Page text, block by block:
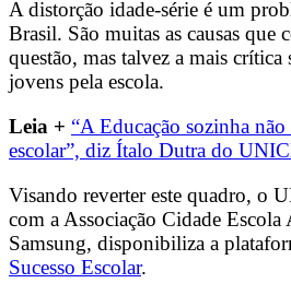
A distorção idade-série é um
Brasil. São muitas as causas que
questão, mas talvez a mais crítica
jovens pela escola.
Leia + “A Educação sozinha
escolar”, diz Ítalo Dutra do
Visando reverter este quadro, o
com a Associação Cidade
Samsung, disponibiliza a
Sucesso Escolar.